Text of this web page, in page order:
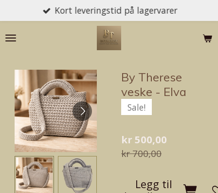
til
hovedinnhold
Kort leveringstid på lagervarer
By Therese
veske - Elva
Sale!
kr 500,00
kr 700,00
Legg til